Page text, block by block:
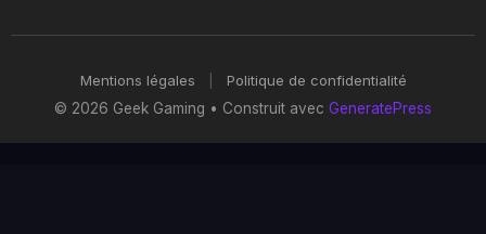
Mentions légales
Politique de confidentialité
© 2026 Geek Gaming • Construit avec GeneratePress